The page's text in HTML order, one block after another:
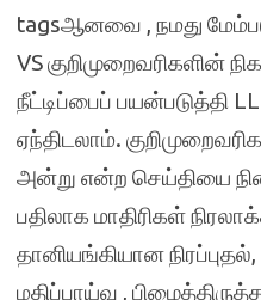
tagsஆனவை , நமது
VS குறிமுறைவரிகளின்
நீட்டிப்பைப் பயன்படுத்தி
ஏந்திடலாம்.
அன்று என்ற செய்தியை
பதிலாக மாதிரிகள்
தானியங்கியான
மதிப்பாய்வு ,